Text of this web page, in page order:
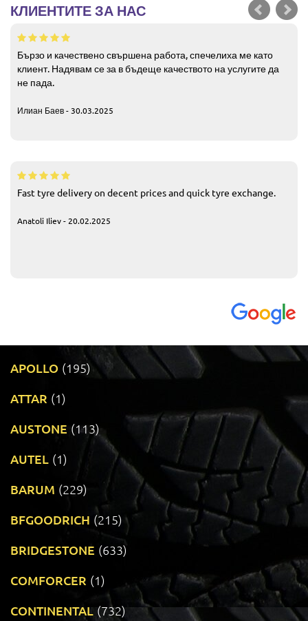
КЛИЕНТИТЕ ЗА НАС
Бързо и качествено свършена работа, спечелиха ме като
клиент. Надявам се за в бъдеще качеството на услугите да
не пада.
Илиан Баев - 30.03.2025
Fast tyre delivery on decent prices and quick tyre exchange.
Anatoli Iliev - 20.02.2025
APOLLO (195)
ATTAR (1)
AUSTONE (113)
AUTEL (1)
BARUM (229)
BFGOODRICH (215)
BRIDGESTONE (633)
COMFORCER (1)
CONTINENTAL (732)